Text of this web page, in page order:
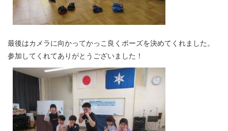
最後はカメラに向かってかっこ良くポーズを決めてくれました。
参加してくれてありがとうございました！